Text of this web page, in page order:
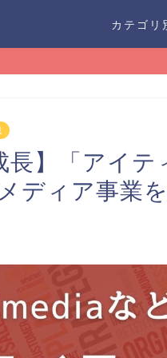
カテゴ
長】「アイ
ディア事業